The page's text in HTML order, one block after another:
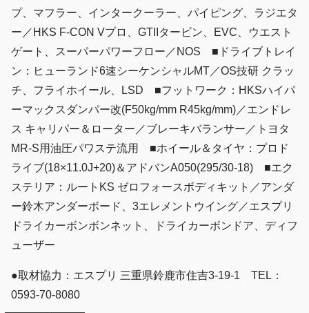
プ、マフラー、インタークーラー、パイピング、ラジエタ
ー／HKS F-CON Vプロ、GTIIタービン、EVC、ウエスト
ゲート、スーパーパワーフロー／NOS ■ドライブトレイ
ン：ヒューランド6速シーケンシャルMT／OS技研 クラッ
チ、フライホイール、LSD ■フットワーク：HKSハイパ
ーマックスダンパー改(F50kg/mm R45kg/mm)／エンドレ
ス キャリパー＆ローター／ブレーキバランサー／トヨタ
MR-S用油圧パワステ流用 ■ホイール＆タイヤ：プロド
ライブ(18×11.0J+20)＆アドバンA050(295/30-18) ■エク
ステリア：ルートKS ゼロフォースボディキット／アンダ
ー鈴木アンダーボード、3エレメントウイング／エスプリ
ドライカーボンボンネット、ドライカーボンドア、ディフ
ューザー
●取材協力：エスプリ 三重県鈴鹿市住吉3-19-1 TEL：
0593-70-8080